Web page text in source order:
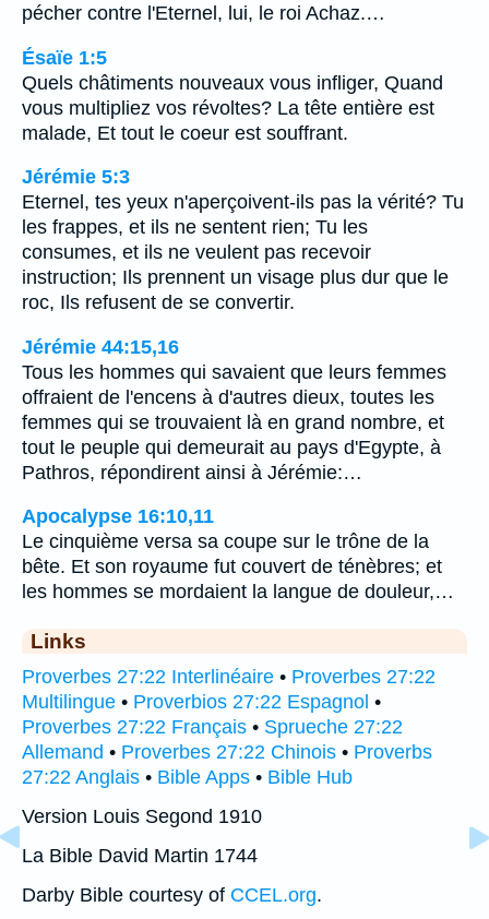
pécher contre l'Eternel, lui, le roi Achaz.…
Ésaïe 1:5
Quels châtiments nouveaux vous infliger, Quand
vous multipliez vos révoltes? La tête entière est
malade, Et tout le coeur est souffrant.
Jérémie 5:3
Eternel, tes yeux n'aperçoivent-ils pas la vérité? Tu
les frappes, et ils ne sentent rien; Tu les
consumes, et ils ne veulent pas recevoir
instruction; Ils prennent un visage plus dur que le
roc, Ils refusent de se convertir.
Jérémie 44:15,16
Tous les hommes qui savaient que leurs femmes
offraient de l'encens à d'autres dieux, toutes les
femmes qui se trouvaient là en grand nombre, et
tout le peuple qui demeurait au pays d'Egypte, à
Pathros, répondirent ainsi à Jérémie:…
Apocalypse 16:10,11
Le cinquième versa sa coupe sur le trône de la
bête. Et son royaume fut couvert de ténèbres; et
les hommes se mordaient la langue de douleur,…
Links
Proverbes 27:22 Interlinéaire • Proverbes 27:22
Multilingue • Proverbios 27:22 Espagnol •
Proverbes 27:22 Français • Sprueche 27:22
Allemand • Proverbes 27:22 Chinois • Proverbs
27:22 Anglais • Bible Apps • Bible Hub
Version Louis Segond 1910
La Bible David Martin 1744
Darby Bible courtesy of CCEL.org.